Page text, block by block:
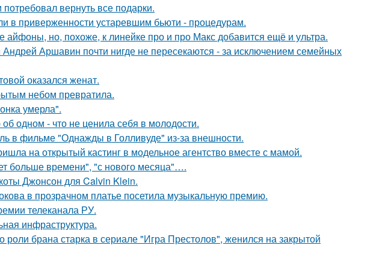
вернуть все подарки.
в приверженности устаревшим бьюти - процедурам.
айфоны, но, похоже, к линейке про и про Макс добавится ещё и ультра.
Аршавин почти нигде не пересекаются - за исключением семейных
оказался женат.
небом превратила.
умерла".
одном - что не ценила себя в молодости.
в фильме "Однажды в Голливуде" из-за внешности.
на открытый кастинг в модельное агентство вместе с мамой.
больше времени", "с нового месяца"….
Джонсон для Calvin Klein.
в прозрачном платье посетила музыкальную премию.
телеканала РУ.
инфраструктура.
роли брана старка в сериале "Игра Престолов", женился на закрытой